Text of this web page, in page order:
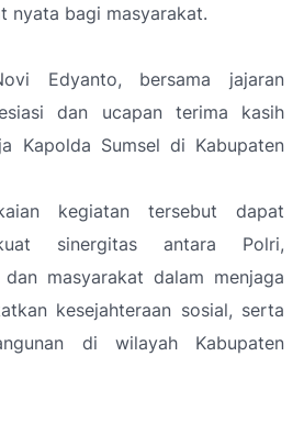
nyata bagi masyarakat.
Edyanto, bersama jajaran
dan ucapan terima kasih
Kapolda Sumsel di Kabupaten
kegiatan tersebut dapat
sinergitas antara Polri,
masyarakat dalam menjaga
kesejahteraan sosial, serta
di wilayah Kabupaten